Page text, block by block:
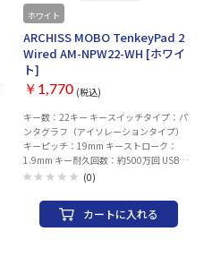
ホワイト
ARCHISS MOBO TenkeyPad 2
Wired AM-NPW22-WH [ホワイ
ト]
￥1,770 (税込)
キー数：22キー キースイッチタイプ：パ
ンタグラフ（アイソレーションタイプ）
キーピッチ：19mm キーストローク：
1.9mm キー耐久回数：約500万回 USBコ
ネクタタイプ：USB Standard-A（Type
ず） データ転送方式：USB2.0 動作温度：
10～45℃ 対応OS：Windows11 /
Windows10 / macOS 材質：ABS / ポリカ
(0)
カートに入れる